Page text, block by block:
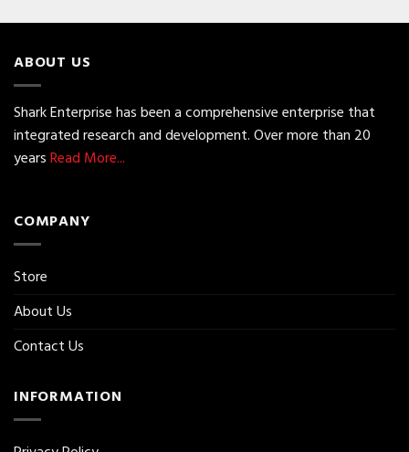
ABOUT US
Shark Enterprise has been a comprehensive enterprise that
integrated research and development. Over more than 20
yearsRead More...
COMPANY
Store
About Us
Contact Us
INFORMATION